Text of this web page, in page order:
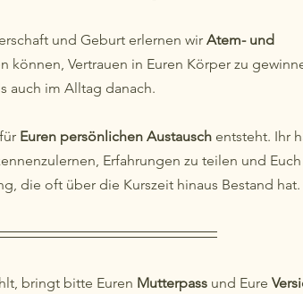
und Geburt erlernen wir Atem- und
können, Vertrauen in Euren Körper zu
auch im Alltag danach.
Euren persönlichen Austausch entsteht. Ihr
Erfahrungen zu teilen und
die oft über die Kurszeit hinaus Bestand hat.
bringt bitte Euren Mutterpass und Eure